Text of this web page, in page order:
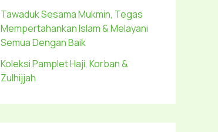
Tawaduk Sesama Mukmin, Tegas
Mempertahankan Islam & Melayani
Semua Dengan Baik
Koleksi Pamplet Haji, Korban &
Zulhijjah